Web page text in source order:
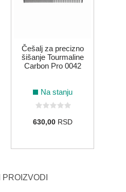
Češalj za precizno
šišanje Tourmaline
Carbon Pro 0042
Na stanju
630,00RSD